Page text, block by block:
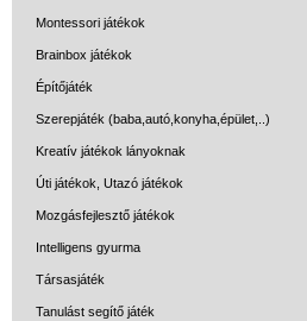
Montessori játékok
Brainbox játékok
Építőjáték
Szerepjáték (baba,autó,konyha,épület,..)
Kreatív játékok lányoknak
Úti játékok, Utazó játékok
Mozgásfejlesztő játékok
Intelligens gyurma
Társasjáték
Tanulást segítő játék